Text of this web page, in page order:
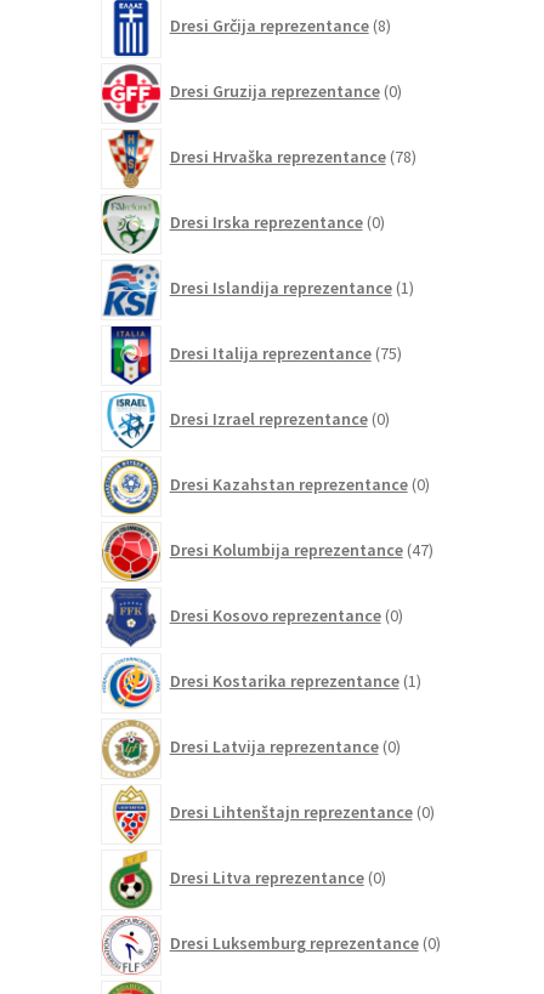
Dresi Grčija reprezentance 8izdelkov
Dresi Gruzija reprezentance 0izdelkov
Dresi Hrvaška reprezentance 78izdelkov
Dresi Irska reprezentance 0izdelkov
Dresi Islandija reprezentance 1izdelek
Dresi Italija reprezentance 75izdelkov
Dresi Izrael reprezentance 0izdelkov
Dresi Kazahstan reprezentance 0izdelkov
Dresi Kolumbija reprezentance 47izdelkov
Dresi Kosovo reprezentance 0izdelkov
Dresi Kostarika reprezentance 1izdelek
Dresi Latvija reprezentance 0izdelkov
Dresi Lihtenštajn reprezentance 0izdelkov
Dresi Litva reprezentance 0izdelkov
Dresi Luksemburg reprezentance 0izdelkov